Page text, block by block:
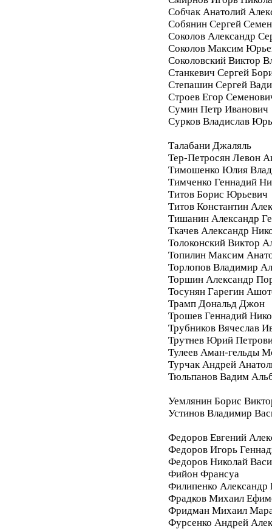
Собчак Анатолий
Собянин Сергей
Соколов Александр
Соколов Максим
Соколовский Виктор
Станкевич Сергей
Степашин Сергей
Строев Егор
Сумин Петр Иванович
Сурков Владислав
Талабани Джаляль
Тер-Петросян Левон
Тимошенко Юлия
Тимченко Геннадий
Титов Борис Юрьевич
Титов Константин
Тишанин Александр
Ткачев Александр
Толоконский Виктор
Топилин Максим
Торлопов Владимир
Торшин Александр
Тосунян Гарегин
Трамп Дональд Джон
Трошев Геннадий
Трубников Вячеслав
Трутнев Юрий
Тулеев Аман-гельды
Турчак Андрей
Тюльпанов Вадим
Уемлянин Борис
Устинов Владимир
Федоров Евгений
Федоров Игорь
Федоров Николай
Фийон Франсуа
Филипенко Александр
Фрадков Михаил
Фридман Михаил
Фурсенко Андрей